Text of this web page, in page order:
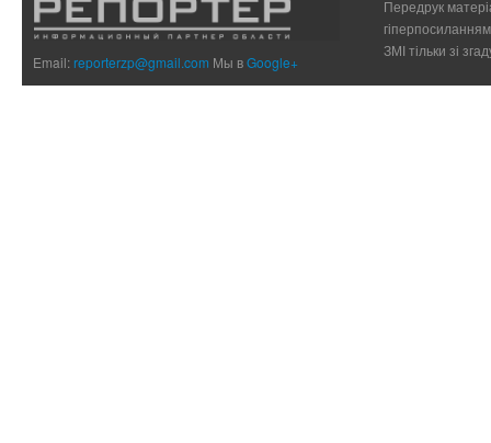
Email:reporterzp@gmail.com Мы вGoogle+
Передрук
ЗМІ тільки зі